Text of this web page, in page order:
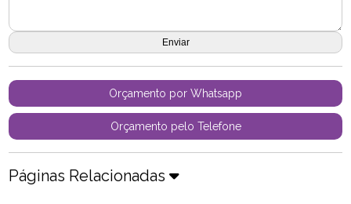
Orçamento por Whatsapp
Orçamento pelo Telefone
Páginas Relacionadas